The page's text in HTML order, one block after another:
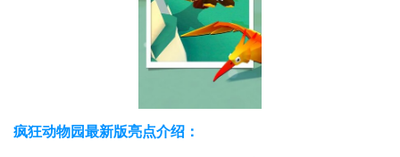
疯狂动物园最新版亮点介绍：